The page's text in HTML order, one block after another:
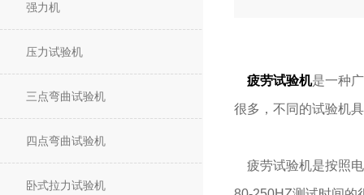
强力机
压力试验机
三点弯曲试验机
四点弯曲试验机
卧式拉力试验机
疲劳试验机是一种
很多，不同的试验机
疲劳试验机是按照